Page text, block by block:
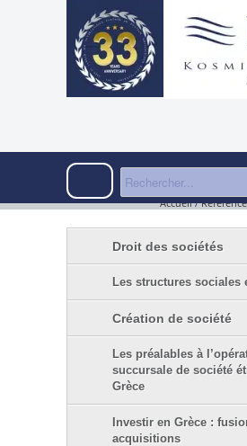
Accueil/
Droit des sociétés
Les structures sociales
Création de société
Les préalables à
succursale de société
Grèce
Investir en Grèce :
acquisitions